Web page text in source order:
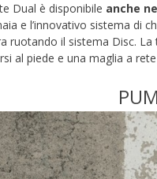
Dual è disponibile anche
e l’innovativo sistema di
ruotando il sistema Disc.
al piede e una maglia a